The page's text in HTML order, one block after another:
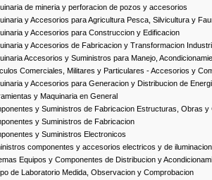
de mineria y perforacion de pozos y accesorios
y Accesorios para Agricultura Pesca, Silvicultura y
y Accesorios para Construccion y Edificacion
y Accesorios de Fabricacion y Transformacion
Accesorios y Suministros para Manejo,
Comerciales, Militares y Particulares - Accesorios y
y Accesorios para Generacion y Distribucion de
y Maquinaria en General
y Suministros de Fabricacion Estructuras, Obras
y Suministros de Fabricacion
y Suministros Electronicos
componentes y accesorios electricos y de iluminacion
Equipos y Componentes de Distribucion y
de Laboratorio Medida, Observacion y Comprobacion